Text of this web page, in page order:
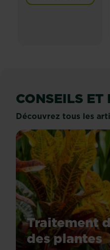
CONSEILS
Découvrez tous les
Traitement
des plantes